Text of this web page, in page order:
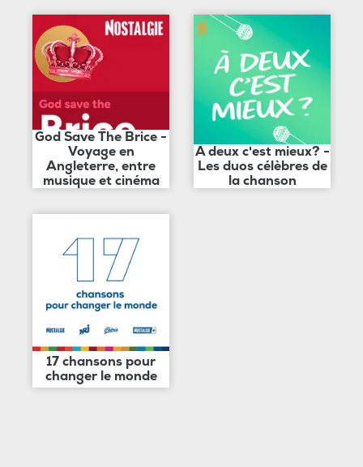
God Save The Brice -
Voyage en
Angleterre, entre
musique et cinéma
A deux c'est mieux? -
Les duos célèbres de
la chanson
17 chansons pour
changer le monde